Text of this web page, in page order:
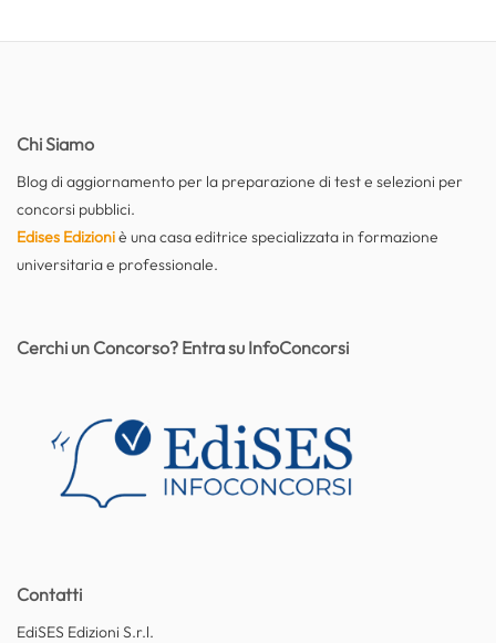
Chi Siamo
Blog di aggiornamento per la preparazione di test e selezioni per
concorsi pubblici.
Edises Edizioniè una casa editrice specializzata in formazione
universitaria e professionale.
Contatti
EdiSES Edizioni S.r.l.
Cerchi un Concorso? Entra su InfoConcorsi